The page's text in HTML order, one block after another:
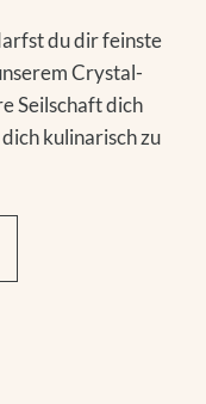
du dir feinste
Crystal-
Seilschaft dich
kulinarisch zu